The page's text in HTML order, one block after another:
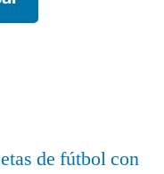
de fútbol con